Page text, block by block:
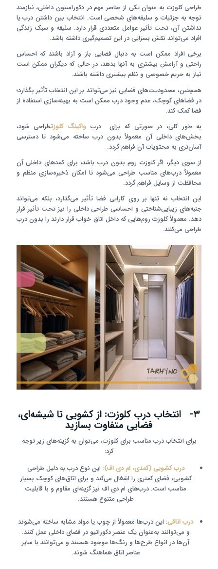
طراحی کلوزت به عنوان یکی از عناصر مهم در دکوراسیون داخلی، نیازمند
توجه به جزئیات و سلیقه‌های شخصی است. انتخاب بین داشتن درب یا
نداشتن آن، تحت تأثیر عوامل متعددی قرار دارد. سلیقه و سبک زندگی
افراد می‌تواند نقش بسزایی در این تصمیم‌گیری داشته باشد.
برخی افراد ممکن است به دنبال فضایی باز و آزاد باشند که احساس
راحتی و آرامش بیشتری به آنها بدهد، در حالی که دیگران ممکن است
نیاز به حریم خصوصی و نظم بیشتری داشته باشند.
همچنین، محدودیت‌های فضایی نیز می‌تواند بر این انتخاب تأثیر بگذارد؛
در فضاهای کوچک، عدم وجود درب ممکن است به بهینه‌سازی استفاده از
فضا کمک کند.
به طور کلی، در صورتی که برای درب واکینگ کلوزتطراحی شود،
بخش‌های داخلی آن معمولاً بدون درب ساخته می‌شود تا دسترسی
آسان‌تری به محتویات آن فراهم گردد.
از سوی دیگر، اگر کلوزت روم بدون درب باشد، برای کمدهای داخلی آن
معمولاً درب‌های مناسب طراحی می‌شود تا امکان ذخیره‌سازی منظم و
محافظت از وسایل فراهم گردد.
این انتخاب نه تنها بر روی کارایی فضا تأثیر می‌گذارد، بلکه می‌تواند
جنبه‌های زیبایی‌شناختی و احساسی طراحی داخلی را نیز تحت تأثیر قرار
دهد. معمولاً کلوزت روم‌هایی که داخل اتاق خواب قرار دارند را بدون درب
طراحی می‌کنند.
۳- انتخاب درب کلوزت: از کشویی تا شیشه‌ای،
فضایی متفاوت بسازید
برای انتخاب درب مناسب برای کلوزت، می‌توان به گزینه‌های زیر توجه
کرد:
درب کشویی (کمدی، ام دی اف): این نوع درب به دلیل طراحی
کشویی، فضای کمتری را اشغال می‌کند و برای اتاق‌های کوچک بسیار
مناسب است. درب‌های ام دی اف نیز گزینه‌ای مقاوم و با قابلیت
طراحی متنوع هستند.
درب اتاقی: این درب‌ها معمولاً از چوب یا مواد مشابه ساخته می‌شوند
و می‌توانند به‌عنوان یک عنصر دکوراتیو در فضای داخلی عمل کنند.
آن‌ها در انواع طرح‌ها و رنگ‌ها موجود هستند و می‌توانند با سایر
عناصر اتاق هماهنگ شوند.